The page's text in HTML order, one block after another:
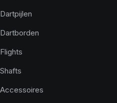
Dartpijlen
Dartborden
Flights
Shafts
Accessoires